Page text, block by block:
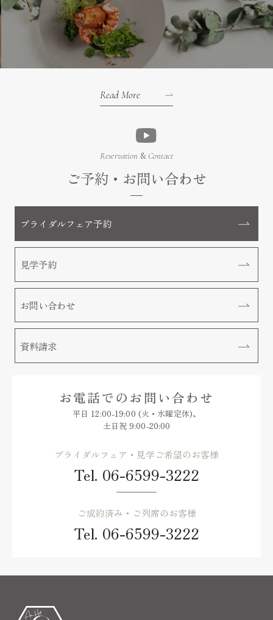
Read More
Reservation &Contact
ご予約・お問い合わせ
ブライダルフェア予約
見学予約
お問い合わせ
資料請求
お電話でのお問い合わせ
平日 12:00-19:00 (火・水曜定休)、
土日祝 9:00-20:00
ブライダルフェア・見学ご希望のお客様
Tel. 06-6599-3222
ご成約済み・ご列席のお客様
Tel. 06-6599-3222